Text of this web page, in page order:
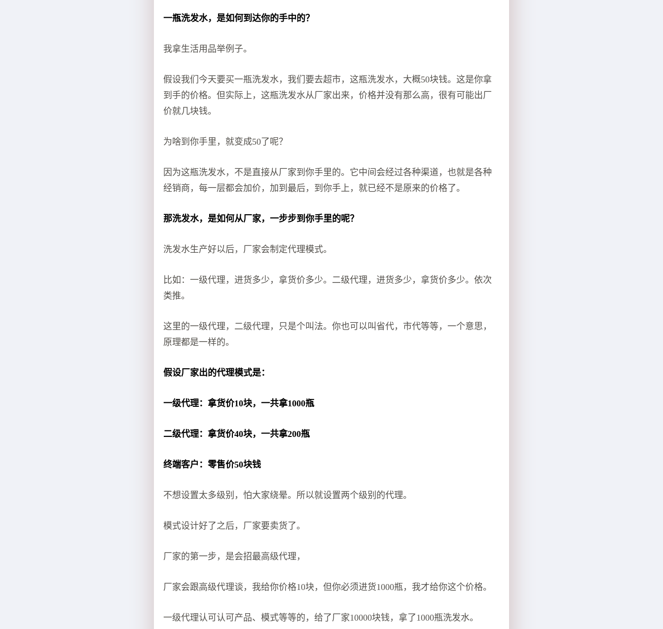
一瓶洗发水，是如何到达你的手中的？
我拿生活用品举例子。
假设我们今天要买一瓶洗发水，我们要去超市，这瓶洗发水，大概50块钱。这是你拿
到手的价格。但实际上，这瓶洗发水从厂家出来，价格并没有那么高，很有可能出厂
价就几块钱。
为啥到你手里，就变成50了呢？
因为这瓶洗发水，不是直接从厂家到你手里的。它中间会经过各种渠道，也就是各种
经销商，每一层都会加价，加到最后，到你手上，就已经不是原来的价格了。
那洗发水，是如何从厂家，一步步到你手里的呢？
洗发水生产好以后，厂家会制定代理模式。
比如：一级代理，进货多少，拿货价多少。二级代理，进货多少，拿货价多少。依次
类推。
这里的一级代理，二级代理，只是个叫法。你也可以叫省代，市代等等，一个意思，
原理都是一样的。
假设厂家出的代理模式是：
一级代理：拿货价10块，一共拿1000瓶
二级代理：拿货价40块，一共拿200瓶
终端客户：零售价50块钱
不想设置太多级别，怕大家绕晕。所以就设置两个级别的代理。
模式设计好了之后，厂家要卖货了。
厂家的第一步，是会招最高级代理，
厂家会跟高级代理谈，我给你价格10块，但你必须进货1000瓶，我才给你这个价格。
一级代理认可认可产品、模式等等的，给了厂家10000块钱，拿了1000瓶洗发水。